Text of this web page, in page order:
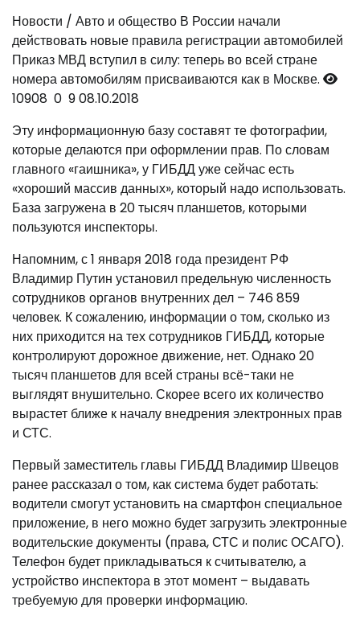
Новости / Авто и общество В России начали
действовать новые правила регистрации автомобилей
Приказ МВД вступил в силу: теперь во всей стране
номера автомобилям присваиваются как в Москве.
10908 0 908.10.2018
Эту информационную базу составят те фотографии,
которые делаются при оформлении прав. По словам
главного «гаишника», у ГИБДД уже сейчас есть
«хороший массив данных», который надо использовать.
База загружена в 20 тысяч планшетов, которыми
пользуются инспекторы.
Напомним, с 1 января 2018 года президент РФ
Владимир Путин установил предельную численность
сотрудников органов внутренних дел – 746 859
человек. К сожалению, информации о том, сколько из
них приходится на тех сотрудников ГИБДД, которые
контролируют дорожное движение, нет. Однако 20
тысяч планшетов для всей страны всё-таки не
выглядят внушительно. Скорее всего их количество
вырастет ближе к началу внедрения электронных прав
и СТС.
Первый заместитель главы ГИБДД Владимир Швецов
ранее рассказал о том, как система будет работать:
водители смогут установить на смартфон специальное
приложение, в него можно будет загрузить электронные
водительские документы (права, СТС и полис ОСАГО).
Телефон будет прикладываться к считывателю, а
устройство инспектора в этот момент – выдавать
требуемую для проверки информацию.